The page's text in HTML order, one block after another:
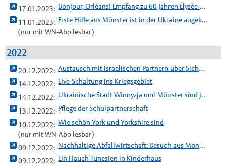
17.01.2023:
Bonjour, Orléans! Empfang zu 60 Jahren Élysée-Vertrag
11.01.2023:
Erste Hilfe aus Münster ist in der Ukraine angekommen
(nur mit WN-Abo lesbar)
2022
20.12.2022:
Austausch mit israelischen Partnern über Sicherheitsfragen
14.12.2022: Live-Schaltung ins Kriegsgebiet
14.12.2022:
Ukrainische Stadt Winnyzja und Münster sind jetzt Partnerstädte
13.12.2022: Pflege der Schulpartnerschaft
10.12.2022: Wie schön York und Yorkshire sind
(nur mit WN-Abo lesbar)
09.12.2022:
Nachhaltige Abfallwirtschaft: Besuch aus Monastir bei den awm
09.12.2022: Ein Hauch Tunesien in Kinderhaus